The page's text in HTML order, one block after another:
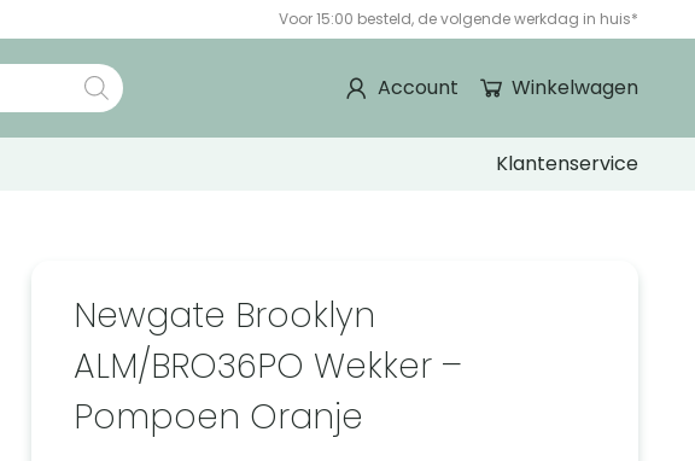
Voor 15:00 besteld, de volgende werkdag in huis*
Winkelwagen
Account
Klantenservice
Newgate Brooklyn
ALM/BRO36PO Wekker –
Pompoen Oranje